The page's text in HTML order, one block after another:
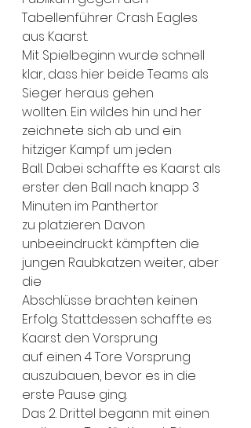
Tabellenführer Crash Eagles
aus Kaarst.
Mit Spielbeginn wurde schnell
klar, dass hier beide Teams als
Sieger heraus gehen
wollten. Ein wildes hin und her
zeichnete sich ab und ein
hitziger Kampf um jeden
Ball. Dabei schaffte es Kaarst als
erster den Ball nach knapp 3
Minuten im Panthertor
zu platzieren. Davon
unbeeindruckt kämpften die
jungen Raubkatzen weiter, aber
die
Abschlüsse brachten keinen
Erfolg. Stattdessen schaffte es
Kaarst den Vorsprung
auf einen 4 Tore Vorsprung
auszubauen, bevor es in die
erste Pause ging.
Das 2. Drittel begann mit einen